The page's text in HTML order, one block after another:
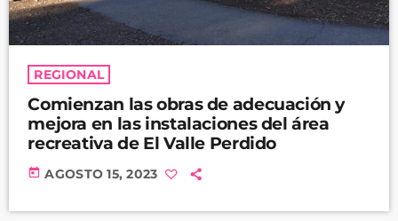
REGIONAL
Comienzan las obras de adecuación y
mejora en las instalaciones del área
recreativa de El Valle Perdido
today AGOSTO 15, 2023